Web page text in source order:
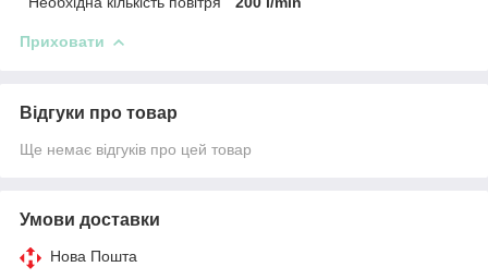
Приховати
Відгуки про товар
Ще немає відгуків про цей товар
Умови доставки
Нова Пошта